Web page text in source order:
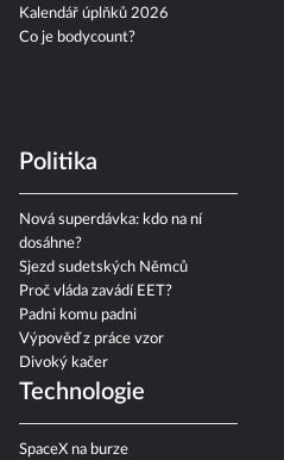
Kalendář úplňků 2026
Co je bodycount?
Politika
Nová superdávka: kdo na ní
dosáhne?
Sjezd sudetských Němců
Proč vláda zavádí EET?
Padni komu padni
Výpověď z práce vzor
Divoký kačer
Technologie
SpaceX na burze